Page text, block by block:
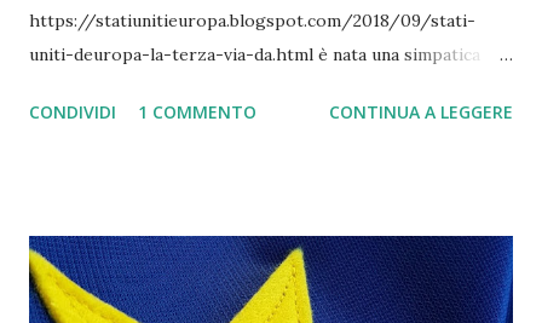
https://statiunitieuropa.blogspot.com/2018/09/stati-
uniti-deuropa-la-terza-via-da.html è nata una simpatica
di storia Angelo Ivan Leone. Su cosa vi chiederete cari
seguente: Caro Salvatore, condivido appieno la vostra
posizione, anche perchè penso che stiamo arrivando al
CONDIVIDI 1 COMMENTO CONTINUA A LEGGERE